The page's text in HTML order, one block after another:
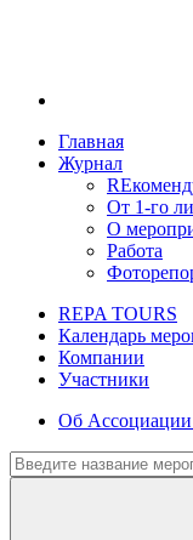
Главная
Журнал
От 1-го
О
Работа
REPA TOURS
Календарь
Компании
Участники
Об Ассоциации